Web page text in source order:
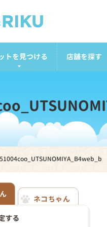
トを見つける 店舗を探す
ネコちゃん
する